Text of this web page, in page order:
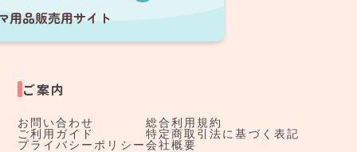
ご案内
お問い合わせ
ご利用ガイド
プライバシーポリシー
総合利用規約
特定商取引法に基づく表記
会社概要